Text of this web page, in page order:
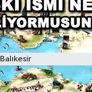
Balıkesir